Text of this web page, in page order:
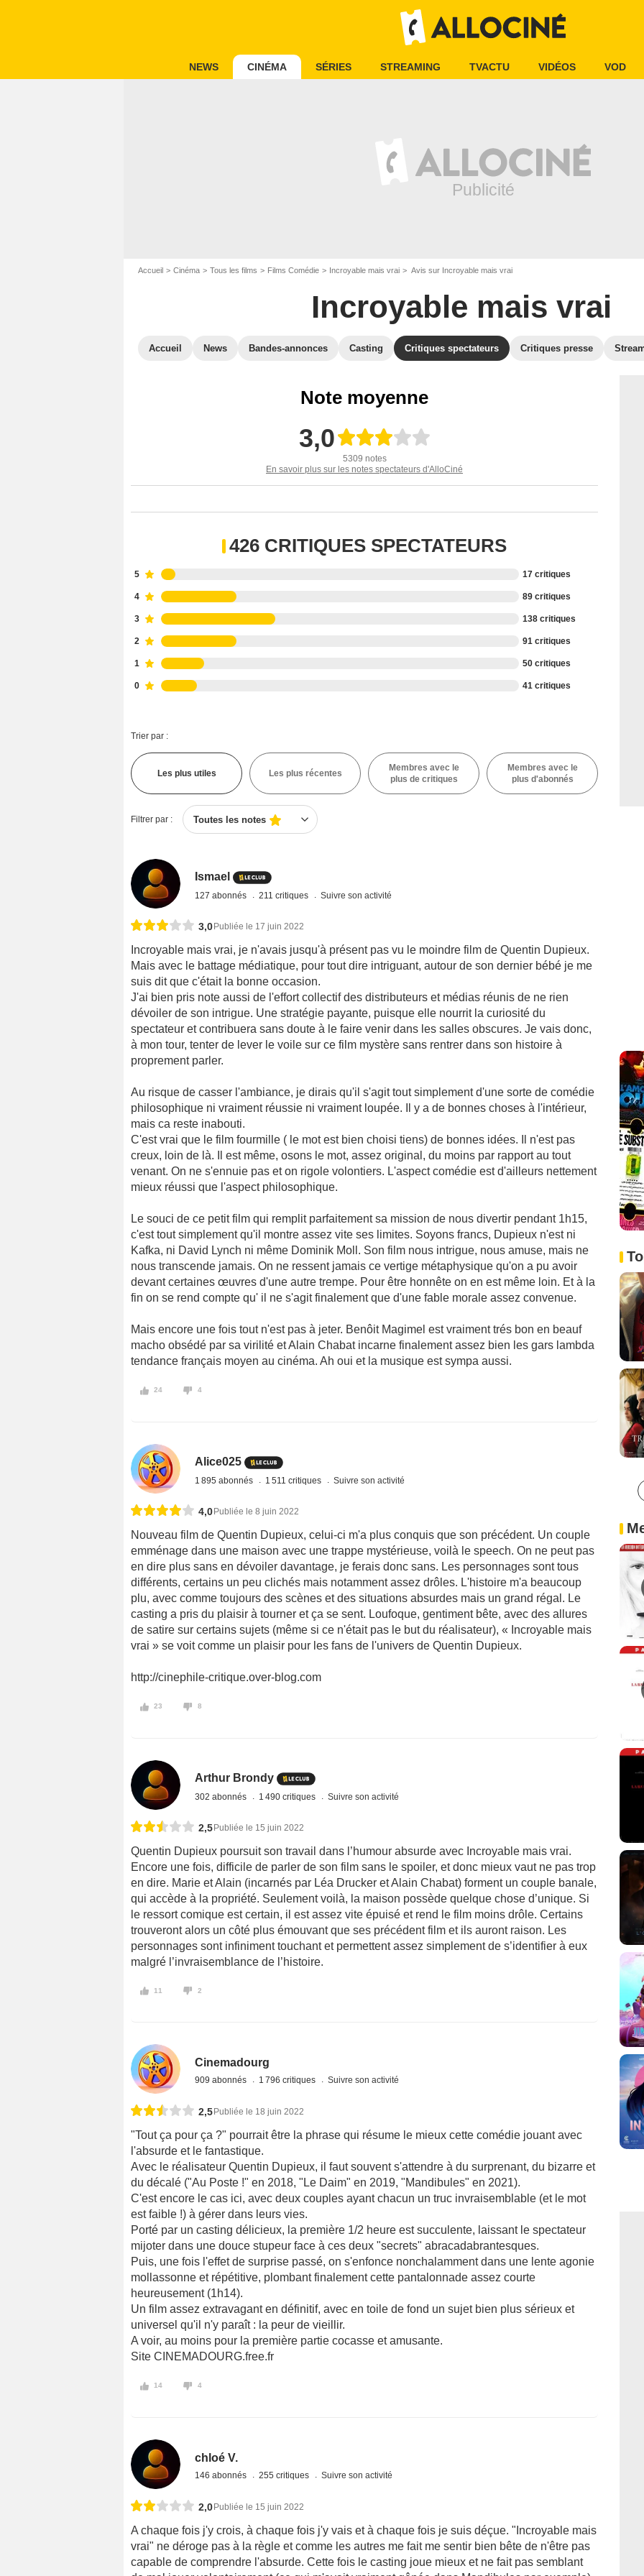
NEWS CINÉMA SÉRIES STREAMING TVACTU VIDÉOS VOD
Accueil Cinéma Tous les films Films Comédie Incroyable mais vrai Avis sur Incroyable mais vrai
Incroyable mais vrai
Accueil News Bandes-annonces Casting Critiques spectateurs Critiques presse
Note moyenne
3,0
5309 notes
En savoir plus sur les notes spectateurs d'AlloCiné
426 CRITIQUES SPECTATEURS
5 17 critiques
4 89 critiques
3 138 critiques
2 91 critiques
1 50 critiques
0 41 critiques
Trier par :
Les plus utiles Les plus récentes
Membres avec le
plus de critiques
Membres avec le
plus d'abonnés
Filtrer par : Toutes les notes
Ismael
127 abonnés 211 critiques Suivre son activité
3,0 Publiée le 17 juin 2022
Incroyable mais vrai, je n'avais jusqu'à présent pas vu le moindre film de Quentin Dupieux.
Mais avec le battage médiatique, pour tout dire intriguant, autour de son dernier bébé je me
suis dit que c'était la bonne occasion.
J'ai bien pris note aussi de l'effort collectif des distributeurs et médias réunis de ne rien
dévoiler de son intrigue. Une stratégie payante, puisque elle nourrit la curiosité du
spectateur et contribuera sans doute à le faire venir dans les salles obscures. Je vais donc,
à mon tour, tenter de lever le voile sur ce film mystère sans rentrer dans son histoire à
proprement parler.
Au risque de casser l'ambiance, je dirais qu'il s'agit tout simplement d'une sorte de comédie
philosophique ni vraiment réussie ni vraiment loupée. Il y a de bonnes choses à l'intérieur,
mais ca reste inabouti.
C'est vrai que le film fourmille ( le mot est bien choisi tiens) de bonnes idées. Il n'est pas
creux, loin de là. Il est même, osons le mot, assez original, du moins par rapport au tout
venant. On ne s'ennuie pas et on rigole volontiers. L'aspect comédie est d'ailleurs nettement
mieux réussi que l'aspect philosophique.
Le souci de ce petit film qui remplit parfaitement sa mission de nous divertir pendant 1h15,
c'est tout simplement qu'il montre assez vite ses limites. Soyons francs, Dupieux n'est ni
Kafka, ni David Lynch ni même Dominik Moll. Son film nous intrigue, nous amuse, mais ne
nous transcende jamais. On ne ressent jamais ce vertige métaphysique qu'on a pu avoir
devant certaines œuvres d'une autre trempe. Pour être honnête on en est même loin. Et à la
fin on se rend compte qu' il ne s'agit finalement que d'une fable morale assez convenue.
Mais encore une fois tout n'est pas à jeter. Benôit Magimel est vraiment trés bon en beauf
macho obsédé par sa virilité et Alain Chabat incarne finalement assez bien les gars lambda
tendance français moyen au cinéma. Ah oui et la musique est sympa aussi.
24 4
Alice025
1 895 abonnés 1 511 critiques Suivre son activité
4,0Publiée le 8 juin 2022
Nouveau film de Quentin Dupieux, celui-ci m'a plus conquis que son précédent. Un couple
emménage dans une maison avec une trappe mystérieuse, voilà le speech. On ne peut pas
en dire plus sans en dévoiler davantage, je ferais donc sans. Les personnages sont tous
différents, certains un peu clichés mais notamment assez drôles. L'histoire m'a beaucoup
plu, avec comme toujours des scènes et des situations absurdes mais un grand régal. Le
casting a pris du plaisir à tourner et ça se sent. Loufoque, gentiment bête, avec des allures
de satire sur certains sujets (même si ce n'était pas le but du réalisateur), « Incroyable mais
vrai » se voit comme un plaisir pour les fans de l'univers de Quentin Dupieux.
http://cinephile-critique.over-blog.com
23 8
Arthur Brondy
302 abonnés 1 490 critiques Suivre son activité
2,5Publiée le 15 juin 2022
Quentin Dupieux poursuit son travail dans l’humour absurde avec Incroyable mais vrai.
Encore une fois, difficile de parler de son film sans le spoiler, et donc mieux vaut ne pas trop
en dire. Marie et Alain (incarnés par Léa Drucker et Alain Chabat) forment un couple banale,
qui accède à la propriété. Seulement voilà, la maison possède quelque chose d’unique. Si
le ressort comique est certain, il est assez vite épuisé et rend le film moins drôle. Certains
trouveront alors un côté plus émouvant que ses précédent film et ils auront raison. Les
personnages sont infiniment touchant et permettent assez simplement de s’identifier à eux
malgré l’invraisemblance de l’histoire.
11 2
Cinemadourg
909 abonnés 1 796 critiques Suivre son activité
2,5 Publiée le 18 juin 2022
"Tout ça pour ça ?" pourrait être la phrase qui résume le mieux cette comédie jouant avec
l'absurde et le fantastique.
Avec le réalisateur Quentin Dupieux, il faut souvent s'attendre à du surprenant, du bizarre et
du décalé ("Au Poste !" en 2018, "Le Daim" en 2019, "Mandibules" en 2021).
C'est encore le cas ici, avec deux couples ayant chacun un truc invraisemblable (et le mot
est faible !) à gérer dans leurs vies.
Porté par un casting délicieux, la première 1/2 heure est succulente, laissant le spectateur
mijoter dans une douce stupeur face à ces deux "secrets" abracadabrantesques.
Puis, une fois l'effet de surprise passé, on s'enfonce nonchalamment dans une lente agonie
mollassonne et répétitive, plombant finalement cette pantalonnade assez courte
heureusement (1h14).
Un film assez extravagant en définitif, avec en toile de fond un sujet bien plus sérieux et
universel qu'il n'y paraît : la peur de vieillir.
A voir, au moins pour la première partie cocasse et amusante.
Site CINEMADOURG.free.fr
14 4
chloé V.
146 abonnés 255 critiques Suivre son activité
2,0 Publiée le 15 juin 2022
A chaque fois j'y crois, à chaque fois j'y vais et à chaque fois je suis déçue. "Incroyable mais
vrai" ne déroge pas à la règle et comme les autres me fait me sentir bien bête de n'être pas
capable de comprendre l'absurde. Cette fois le casting joue mieux et ne fait pas semblant